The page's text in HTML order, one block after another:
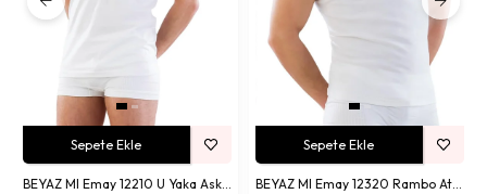
BEYAZ MI Emay 12210 U Yaka Askılı Erkek Atlet
Sepete Ekle
BEYAZ MI Emay 12320 Rambo Atlet
Sepete Ekle